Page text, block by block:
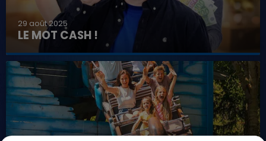
29 août 2025
LE MOT CASH !